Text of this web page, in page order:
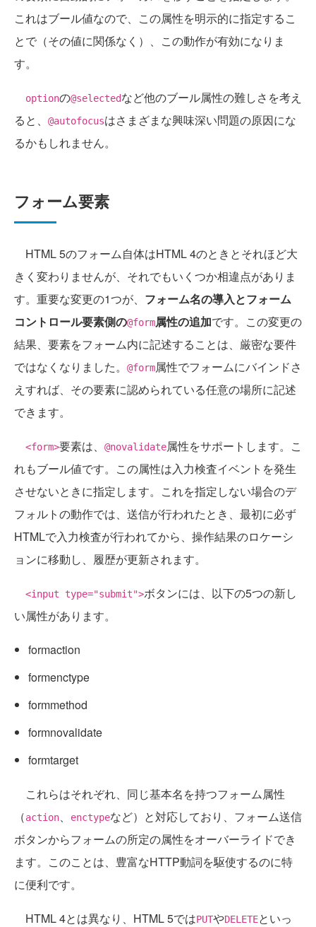
これはブール値なので、この属性を明示的に指定するこ
とで（その値に関係なく）、この動作が有効になりま
す。
optionの@selectedなど他のブール属性の難しさを考え
ると、
@autofocusはさまざまな興味深い問題の原因にな
るかもしれません。
フォーム要素
HTML 5のフォーム自体はHTML 4のときとそれほど大
きく変わりませんが、それでもいくつか相違点がありま
す。重要な変更の1つが、 フォーム名の導入とフォーム
コントロール要素側の@form属性の追加です。この変更の
結果、要素をフォーム内に記述することは、厳密な要件
ではなくなりました。
@form属性でフォームにバインドさ
えすれば、その要素に認められている任意の場所に記述
できます。
<form>要素は、 @novalidate属性をサポートします。こ
れもブール値です。この属性は入力検査イベントを発生
させないときに指定します。これを指定しない場合のデ
フォルトの動作では、送信が行われたとき、最初に必ず
HTMLで入力検査が行われてから、操作結果のロケーシ
ョンに移動し、履歴が更新されます。
<input type="submit">ボタンには、以下の5つの新し
い属性があります。
formaction
formenctype
formmethod
formnovalidate
formtarget
これらはそれぞれ、同じ基本名を持つフォーム属性
（action、 enctypeなど）と対応しており、フォーム送信
ボタンからフォームの所定の属性をオーバーライドでき
ます。このことは、豊富なHTTP動詞を駆使するのに特
に便利です。
HTML 4とは異なり、HTML 5ではPUTやDELETEといっ